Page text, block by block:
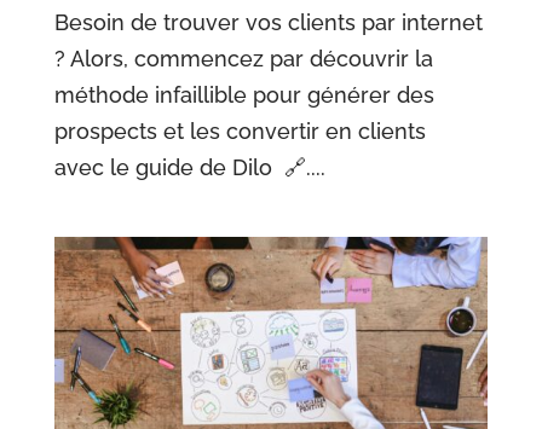
Besoin de trouver vos clients par internet
? Alors, commencez par découvrir la
méthode infaillible pour générer des
prospects et les convertir en clients
avec le guide de Dilo 🔗....